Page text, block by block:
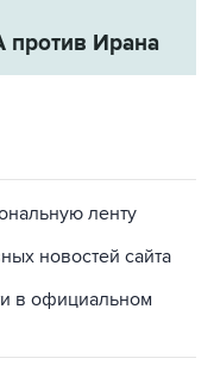
Ирана
ленту
новостей сайта
в официальном